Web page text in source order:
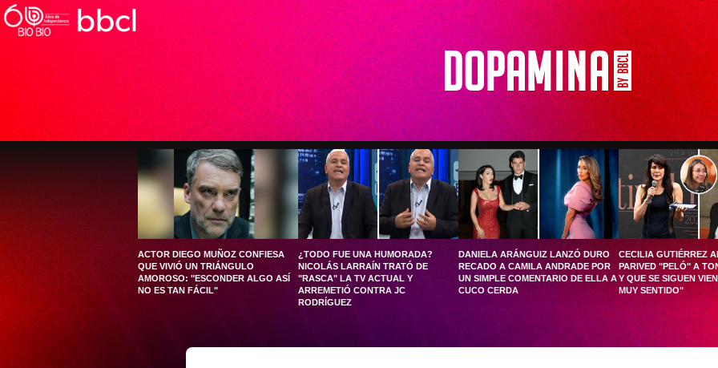
ACTOR DIEGO MUÑOZ CONFIESA
QUE VIVIÓ UN TRIÁNGULO
AMOROSO: "ESCONDER ALGO ASÍ
NO ES TAN FÁCIL"
¿TODO FUE UNA HUMORADA?
NICOLÁS LARRAÍN TRATÓ DE
"RASCA" LA TV ACTUAL Y
ARREMETIÓ CONTRA JC
RODRÍGUEZ
DANIELA ARÁNGUIZ LANZÓ DURO
RECADO A CAMILA ANDRADE POR
UN SIMPLE COMENTARIO DE ELLA A
CUCO CERDA
CECILIA GUTIÉRREZ
PARIVED "PELÓ" A
Y QUE SE SIGUEN
MUY SENTIDO"